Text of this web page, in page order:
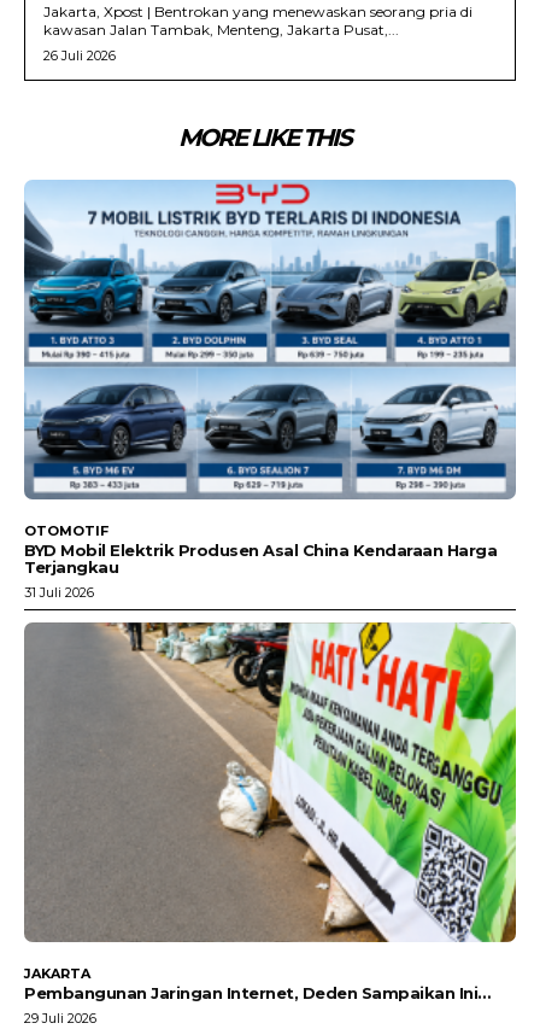
Jakarta, Xpost | Bentrokan yang menewaskan seorang pria di
kawasan Jalan Tambak, Menteng, Jakarta Pusat,...
26 Juli 2026
MORE LIKE THIS
OTOMOTIF
BYD Mobil Elektrik Produsen Asal China Kendaraan Harga
Terjangkau
31 Juli 2026
JAKARTA
Pembangunan Jaringan Internet, Deden Sampaikan Ini…
29 Juli 2026